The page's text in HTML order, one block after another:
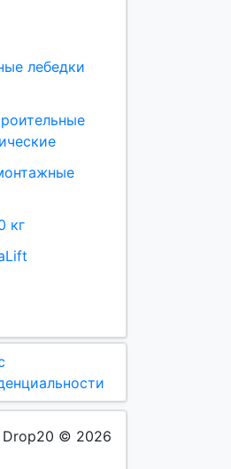
лебедки
кг
Drop20 © 2026